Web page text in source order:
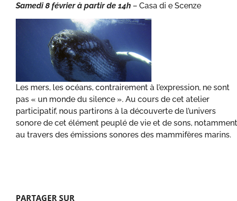
Samedi 8 février à partir de 14h – Casa di e Scenze
Les mers, les océans, contrairement à l’expression, ne sont
pas « un monde du silence ». Au cours de cet atelier
participatif, nous partirons à la découverte de l’univers
sonore de cet élément peuplé de vie et de sons, notamment
au travers des émissions sonores des mammifères marins.
PARTAGER SUR